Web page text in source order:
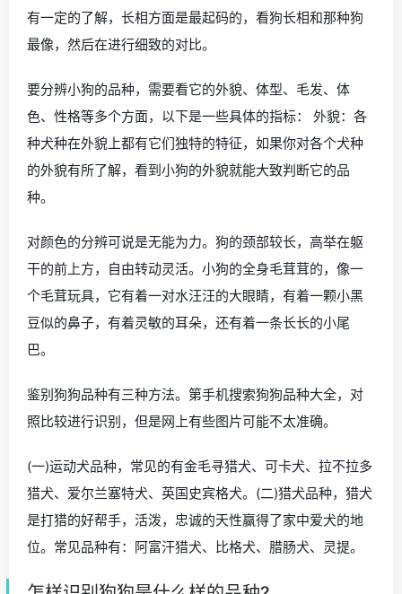
有一定的了解，长相方面是最起码的，看狗长相和那种狗
最像，然后在进行细致的对比。
要分辨小狗的品种，需要看它的外貌、体型、毛发、体
色、性格等多个方面，以下是一些具体的指标： 外貌：各
种犬种在外貌上都有它们独特的特征，如果你对各个犬种
的外貌有所了解，看到小狗的外貌就能大致判断它的品
种。
对颜色的分辨可说是无能为力。狗的颈部较长，高举在躯
干的前上方，自由转动灵活。小狗的全身毛茸茸的，像一
个毛茸玩具，它有着一对水汪汪的大眼睛，有着一颗小黑
豆似的鼻子，有着灵敏的耳朵，还有着一条长长的小尾
巴。
鉴别狗狗品种有三种方法。第手机搜索狗狗品种大全，对
照比较进行识别，但是网上有些图片可能不太准确。
(一)运动犬品种，常见的有金毛寻猎犬、可卡犬、拉不拉多
猎犬、爱尔兰塞特犬、英国史宾格犬。(二)猎犬品种，猎犬
是打猎的好帮手，活泼，忠诚的天性赢得了家中爱犬的地
位。常见品种有：阿富汗猎犬、比格犬、腊肠犬、灵提。